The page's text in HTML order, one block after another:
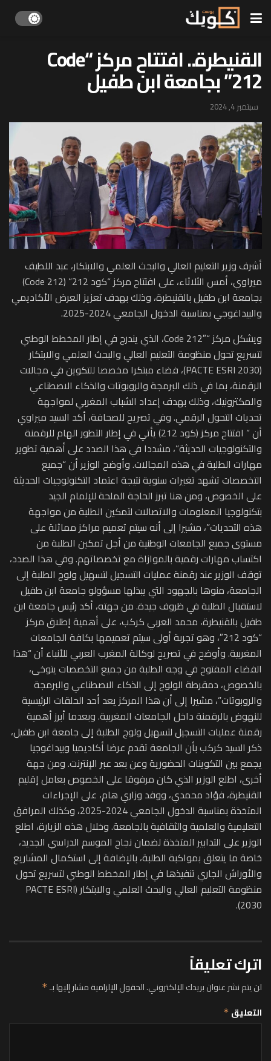
القنيطرة.. افتتاح مركز “Code
212” بجامعة ابن طفيل
سبتمبر 4, 2024
أشرف وزير التعليم العالي والبحث العلمي والابتكار، عبد اللطيف
ميراوي، أمس الثلاثاء، على افتتاح مركز “كود 212” (Code 212)
بجامعة ابن طفيل بالقنيطرة، وذلك بهدف تعزيز العرض الأكاديمي
والبيداغوجي بمناسبة الدخول الجامعي 2024-2025.
ويشكل مركز “Code 212″، الذي يندرج في إطار المخطط الوطني
لتسريع تحول منظومة التعليم العالي والبحث العلمي والابتكار
(PACTE ESRI 2030)، فضاء مبتكرا مخصصا للتكوين في مجالات
الرقمنة، بما في ذلك البرمجة والروبوتات والذكاء الاصطناعي
والمكترونيك، وذلك بهدف إعداد الشباب المغربي لمواجهة
تحديات التحول الرقمي. وفي تصريح للصحافة، أكد السيد ميراوي
أن ” افتتاح مركز (كود 212) يأتي في إطار التطور الهام للرقمنة
والتكنولوجيات الحديثة”، مشددا في هذا الصدد على أهمية تطوير
مهارات الطلبة في هذه المجالات. وأوضح الوزير أن “جميع
التخصصات تشهد تغيرات سنوية نتيجة اعتماد التكنولوجيات الحديثة
على الخصوص، ومن هنا تبرز الحاجة الملحة للإلمام الجيد
بتكنولوجيا المعلومات والاتصالات لتمكين الطلبة من مواجهة
هذه التحديات”، مشيرا إلى أنه سيتم تعميم مراكز مماثلة على
مستوى جميع الجامعات الوطنية من أجل تمكين الطلبة من
اكتساب مهارات رقمية بالموازاة مع تخصصاتهم. وفي هذا الصدد،
توقف الوزير عند رقمنة عمليات التسجيل لتسهيل ولوج الطلبة إلى
الجامعة، منوها بالجهود التي يبذلها مسؤولو جامعة ابن طفيل
لاستقبال الطلبة في ظروف جيدة. من جهته، أكد رئيس جامعة ابن
طفيل بالقنيطرة، محمد العربي كركب، على أهمية إطلاق مركز
“كود 212″، وهو تجربة أولى سيتم تعميمها بكافة الجامعات
المغربية. وأوضح في تصريح لوكالة المغرب العربي للأنباء أن “هذا
الفضاء المفتوح في وجه الطلبة من جميع التخصصات يتوخى،
بالخصوص، دمقرطة الولوج إلى الذكاء الاصطناعي والبرمجة
والروبوتات”، مشيرا إلى أن هذا المركز يعد أحد الحلقات الرئيسية
للنهوض بالرقمنة داخل الجامعات المغربية. وبعدما أبرز أهمية
رقمنة عمليات التسجيل لتسهيل ولوج الطلبة إلى جامعة ابن طفيل،
ذكر السيد كركب بأن الجامعة تقدم عرضا أكاديميا وبيداغوجيا
يجمع بين التكوينات الحضورية وعن بعد عبر الإنترنت. ومن جهة
أخرى، اطلع الوزير الذي كان مرفوقا على الخصوص بعامل إقليم
القنيطرة، فؤاد محمدي، ووفد وزاري هام، على الإجراءات
المتخذة بمناسبة الدخول الجامعي 2024-2025، وكذلك المرافق
التعليمية والعلمية والثقافية بالجامعة. وخلال هذه الزيارة، اطلع
الوزير على التدابير المتخذة لضمان نجاح الموسم الدراسي الجديد،
خاصة ما يتعلق بمواكبة الطلبة، بالإضافة إلى استكمال المشاريع
والأوراش الجاري تنفيذها في إطار المخطط الوطني لتسريع تحول
منظومة التعليم العالي والبحث العلمي والابتكار (PACTE ESRI
2030).
اترك تعليقاً
لن يتم نشر عنوان بريدك الإلكتروني.الحقول الإلزامية مشار إليها بـ*
التعليق *